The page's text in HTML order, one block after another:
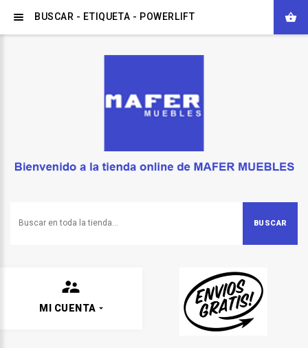
BUSCAR
MI CUENTA
BUSCAR - ETIQUETA - POWERLIFT